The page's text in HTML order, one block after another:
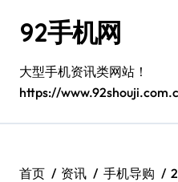
92手机网
大型手机资讯类网站！
https://
首页 资讯 手机导购